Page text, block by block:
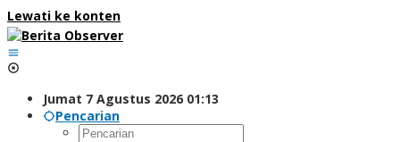
Lewati ke konten
Jumat 7 Agustus 2026 01:13
Pencarian